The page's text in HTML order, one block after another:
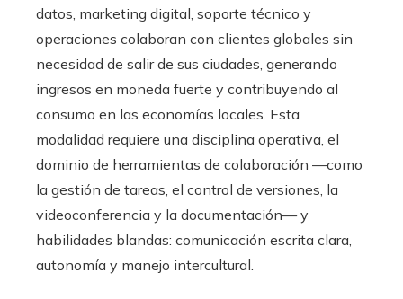
datos, marketing digital, soporte técnico y
operaciones colaboran con clientes globales sin
necesidad de salir de sus ciudades, generando
ingresos en moneda fuerte y contribuyendo al
consumo en las economías locales. Esta
modalidad requiere una disciplina operativa, el
dominio de herramientas de colaboración —como
la gestión de tareas, el control de versiones, la
videoconferencia y la documentación— y
habilidades blandas: comunicación escrita clara,
autonomía y manejo intercultural.